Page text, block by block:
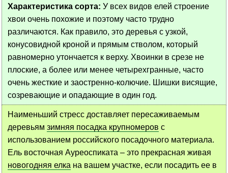
Характеристика сорта: У всех видов елей строение
хвои очень похожие и поэтому часто трудно
различаются. Как правило, это деревья с узкой,
конусовидной кроной и прямым стволом, который
равномерно утончается к верху. Хвоинки в срезе не
плоские, а более или менее четырехгранные, часто
очень жесткие и заостренно-колючие. Шишки висящие,
созревающие и опадающие в один год.
Наименьший стресс доставляет пересаживаемым
деревьям зимняя посадка крупномеров с
использованием российского посадочного материала.
Ель восточная Ауреоспиката – это прекрасная живая
новогодняя елка на вашем участке, если посадить ее в